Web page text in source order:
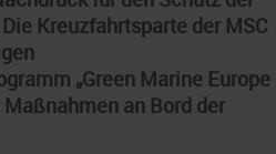
Kreuzfahrtsparte der MSC
„Green Marine Europe
an Bord der